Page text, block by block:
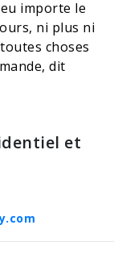
importe le
ni plus ni
choses
dit
et